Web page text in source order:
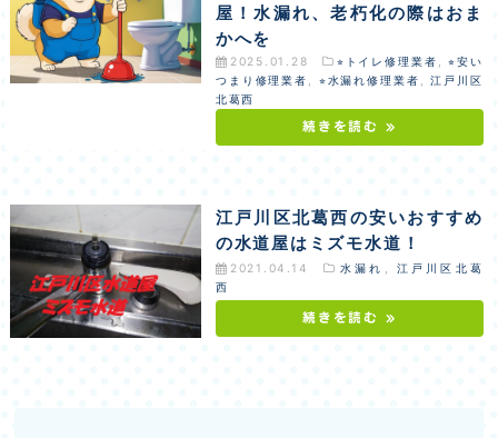
屋！水漏れ、老朽化の際はおま
かへを
2025.01.28 ⭐︎トイレ修理業者 ,⭐︎安い
つまり修理業者
⭐︎水漏れ修理業者 ,江戸川区
北葛西
続きを読む »
江戸川区北葛西の安いおすすめ
の水道屋はミズモ水道！
2021.04.14 水漏れ
江戸川区北葛
西
続きを読む »